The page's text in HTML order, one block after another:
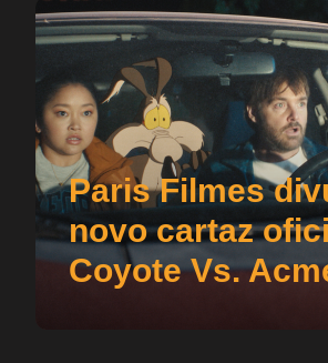
Paris Filmes
novo cartaz
Coyote Vs.